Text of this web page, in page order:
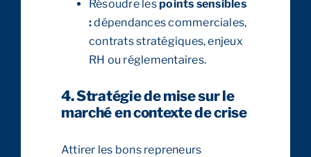
Résoudre lespoints sensibles
:dépendances commerciales,
contrats stratégiques, enjeux
RH ou réglementaires.
4. Stratégie de mise sur le
marché en contexte de crise
Attirer les bons repreneurs